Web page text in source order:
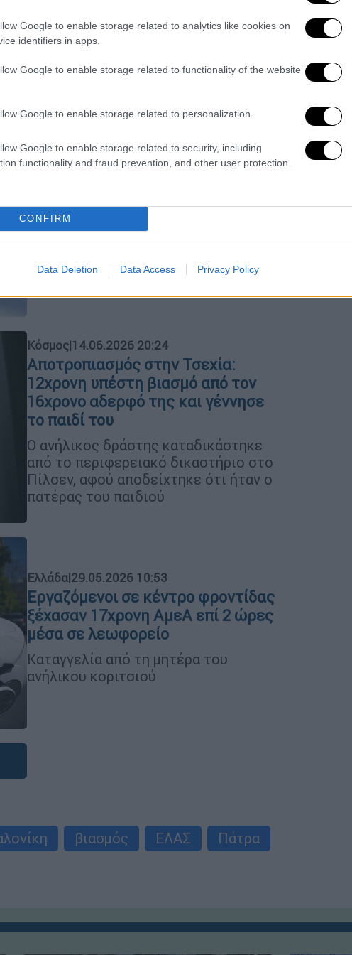
Google to enable storage related to analytics like cookies on
identifiers in apps.
Google to enable storage related to functionality of the website
Google to enable storage related to personalization.
Google to enable storage related to security, including
functionality and fraud prevention, and other user protection.
CONFIRM
Data Deletion Data Access Privacy Policy
Ο Αλεσάντρο Μπαστόνι φέρεται να
είχε σεξουαλική επαφή με 17χρονη
την οποία εκμεταλλευόταν κύκλωμα
Ελλάδα|25.06.2026 23:30
το φύλο και την ηλικία της για να
κάνει σχέση με ανήλικη
Η 28χρονη φέρεται να παρουσιάστηκε
στην ανήλικη ως 20χρονος άντρας
Κόσμος|14.06.2026 20:24
Αποτροπιασμός στην Τσεχία:
12χρονη υπέστη βιασμό από τον
16χρονο αδερφό της και γέννησε
το παιδί του
Ο ανήλικος δράστης καταδικάστηκε
από το περιφερειακό δικαστήριο στο
Πίλσεν, αφού αποδείχτηκε ότι ήταν ο
πατέρας του παιδιού
Ελλάδα|29.05.2026 10:53
Εργαζόμενοι σε κέντρο φροντίδας
ξέχασαν 17χρονη ΑμεΑ επί 2 ώρες
μέσα σε λεωφορείο
Καταγγελία από τη μητέρα του
ανήλικου κοριτσιού
βιασμός ΕΛΑΣ
Πάτρα
05/08/
ΔΕΘ